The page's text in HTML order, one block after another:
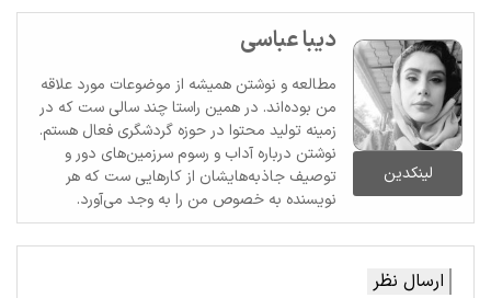
لینکدین
دیبا عباسی
مطالعه و نوشتن همیشه از موضوعات مورد علاقه
من بوده‌اند. در همین راستا چند سالی ست که در
زمینه تولید محتوا در حوزه گردشگری فعال هستم.
نوشتن درباره آداب و رسوم سرزمین‌های دور و
توصیف جاذبه‌هایشان از کارهایی ست که هر
نویسنده به خصوص من را به وجد می‌آورد.
ارسال نظر